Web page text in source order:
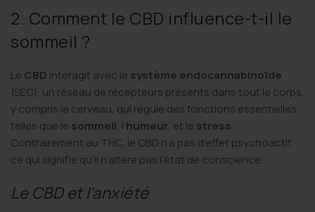
2. Comment le CBD influence-t-il le
sommeil ?
Le CBD interagit avec le système endocannabinoïde
(SEC), un réseau de récepteurs présents dans tout le corps,
y compris le cerveau, qui régule des fonctions essentielles
telles que le sommeil, l’humeur, et le stress.
Contrairement au THC, le CBD n’a pas d’effet psychoactif,
ce qui signifie qu’il n’altère pas l’état de conscience.
Le CBD et l’anxiété